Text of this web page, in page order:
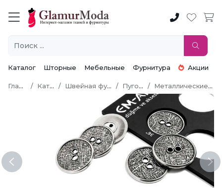
Каталог Шторные Мебельные Фурнитура Акции
Главная Каталог Швейная фурнитура Пуговицы Металлические пуговицы
Previous